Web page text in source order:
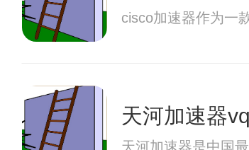
cisco加速器作为一
天河加速器
天河加速器是中国